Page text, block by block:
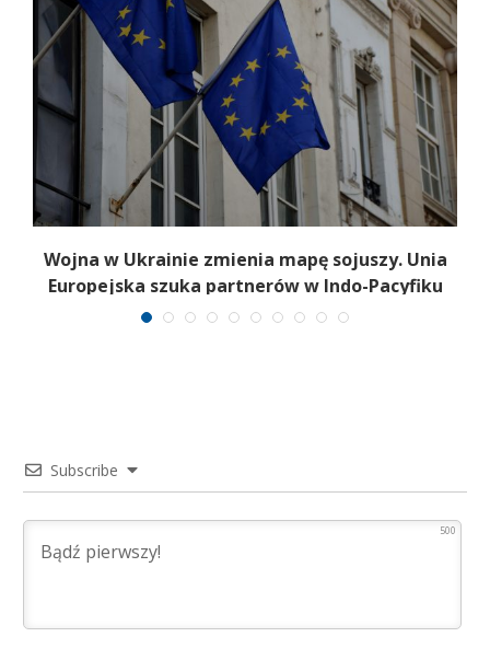
Wojna w Ukrainie zmienia mapę sojuszy. Unia
Europejska szuka partnerów w Indo-Pacyfiku
Subscribe
500